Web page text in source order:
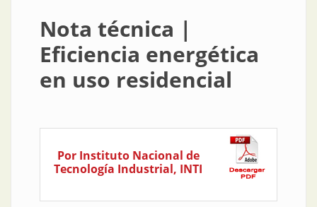
Nota técnica |
Eficiencia energética
en uso residencial
Por Instituto Nacional de
Tecnología Industrial, INTI